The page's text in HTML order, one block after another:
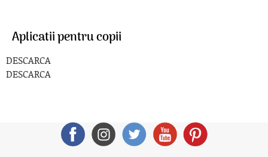
Aplicatii pentru copii
DESCARCA
DESCARCA